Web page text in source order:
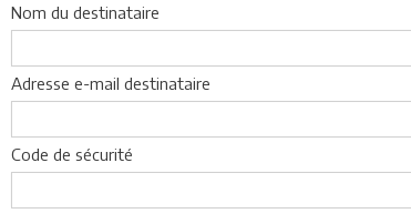
Nom du destinataire
Adresse e-mail destinataire
Code de sécurité